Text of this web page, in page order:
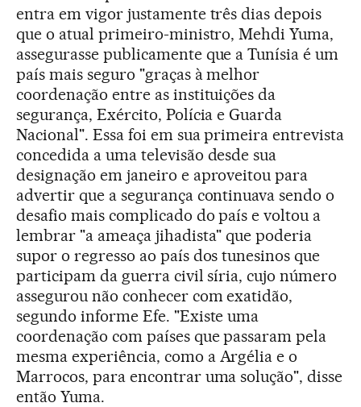
entra em vigor justamente três dias depois
que o atual primeiro-ministro, Mehdi Yuma,
assegurasse publicamente que a Tunísia é um
país mais seguro "graças à melhor
coordenação entre as instituições da
segurança, Exército, Polícia e Guarda
Nacional". Essa foi em sua primeira entrevista
concedida a uma televisão desde sua
designação em janeiro e aproveitou para
advertir que a segurança continuava sendo o
desafio mais complicado do país e voltou a
lembrar "a ameaça jihadista" que poderia
supor o regresso ao país dos tunesinos que
participam da guerra civil síria, cujo número
assegurou não conhecer com exatidão,
segundo informe Efe. "Existe uma
coordenação com países que passaram pela
mesma experiência, como a Argélia e o
Marrocos, para encontrar uma solução", disse
então Yuma.